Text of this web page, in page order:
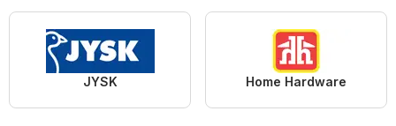
JYSK Home Hardware